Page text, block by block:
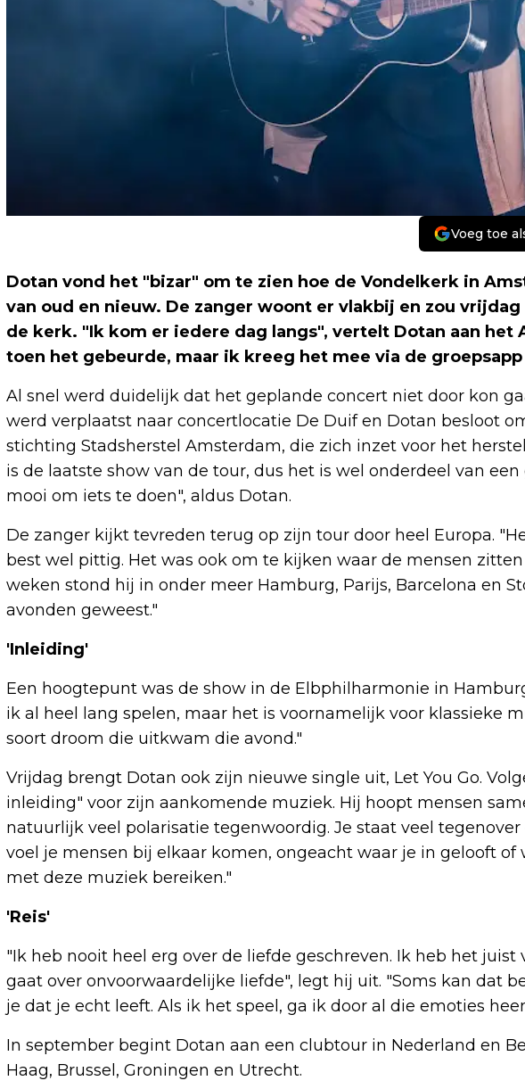
Voeg toe
Dotan vond het "bizar" om te zien hoe de Vondelkerk in
van oud en nieuw. De zanger woont er vlakbij en zou
de kerk. "Ik kom er iedere dag langs", vertelt Dotan aan het
toen het gebeurde, maar ik kreeg het mee via de
Al snel werd duidelijk dat het geplande concert niet door kon
werd verplaatst naar concertlocatie De Duif en Dotan besloot
stichting Stadsherstel Amsterdam, die zich inzet voor het
is de laatste show van de tour, dus het is wel onderdeel van
mooi om iets te doen", aldus Dotan.
De zanger kijkt tevreden terug op zijn tour door heel Europa.
best wel pittig. Het was ook om te kijken waar de mensen
weken stond hij in onder meer Hamburg, Parijs, Barcelona en
avonden geweest."
'Inleiding'
Een hoogtepunt was de show in de Elbphilharmonie in
ik al heel lang spelen, maar het is voornamelijk voor klassieke
soort droom die uitkwam die avond."
Vrijdag brengt Dotan ook zijn nieuwe single uit, Let You Go.
inleiding" voor zijn aankomende muziek. Hij hoopt mensen
natuurlijk veel polarisatie tegenwoordig. Je staat veel
voel je mensen bij elkaar komen, ongeacht waar je in gelooft of
met deze muziek bereiken."
'Reis'
"Ik heb nooit heel erg over de liefde geschreven. Ik heb het
gaat over onvoorwaardelijke liefde", legt hij uit. "Soms kan dat
je dat je echt leeft. Als ik het speel, ga ik door al die emoties
In september begint Dotan aan een clubtour in Nederland en
Haag, Brussel, Groningen en Utrecht.